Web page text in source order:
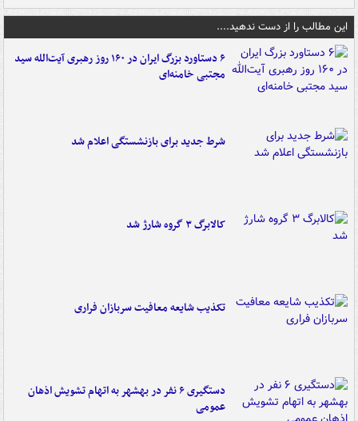
این مطالب را از دست ندهید....
۶ دستاورد بزرگ ایران در ۱۶۰ روز رهبری آیت‌الله سید
مجتبی خامنه‌ای
شرط جدید برای بازنشستگی اعلام شد
کالابرگ ۳ گروه شارژ شد
تکذیب شایعه معافیت سربازان فراری
دستگیری ۶ نفر در بهشهر به اتهام تشویش اذهان
عمومی